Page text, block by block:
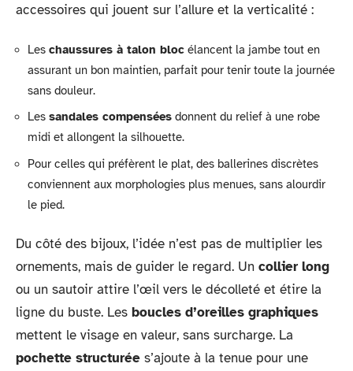
accessoires qui jouent sur l’allure et la verticalité :
Les chaussures à talon bloc élancent la jambe tout en
assurant un bon maintien, parfait pour tenir toute la journée
sans douleur.
Les sandales compensées donnent du relief à une robe
midi et allongent la silhouette.
Pour celles qui préfèrent le plat, des ballerines discrètes
conviennent aux morphologies plus menues, sans alourdir
le pied.
Du côté des bijoux, l’idée n’est pas de multiplier les
ornements, mais de guider le regard. Un collier long
ou un sautoir attire l’œil vers le décolleté et étire la
ligne du buste. Les boucles d’oreilles graphiques
mettent le visage en valeur, sans surcharge. La
pochette structurée s’ajoute à la tenue pour une